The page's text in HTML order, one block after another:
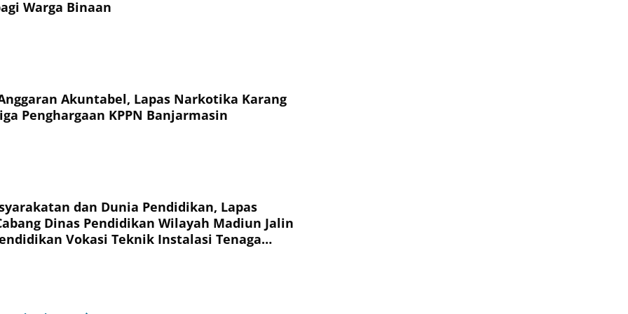
Warga Binaan
Akuntabel, Lapas Narkotika Karang
Penghargaan KPPN Banjarmasin
dan Dunia Pendidikan, Lapas
Dinas Pendidikan Wilayah Madiun Jalin
Vokasi Teknik Instalasi Tenaga
Binaan